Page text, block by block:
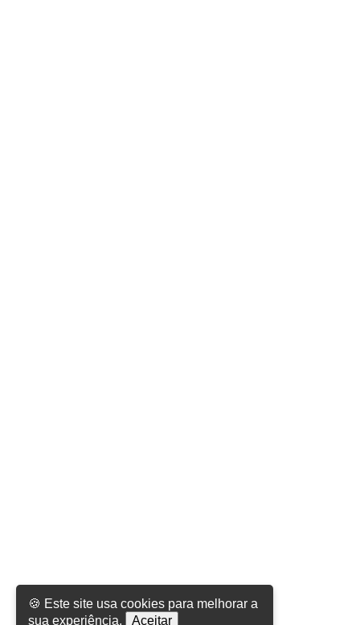
🍪 Este site usa cookies para melhorar a
sua experiência.
Aceitar